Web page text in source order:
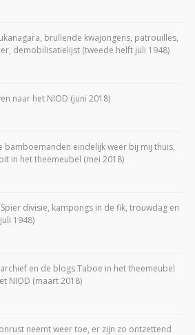
brullende kwajongens, patrouilles,
demobilisatielijst (tweede helft juli 1948)
naar het NIOD (juni 2018)
bamboemanden eindelijk weer bij mij thuis,
in het theemeubel (mei 2018)
divisie, kampongs in de fik, trouwdag en
1948)
en de blogs Taboe in het theemeubel
NIOD (maart 2018)
neemt weer toe, er zijn zo ontzettend